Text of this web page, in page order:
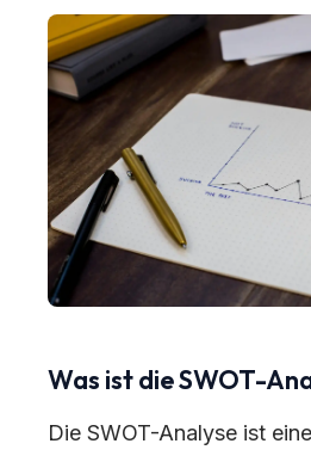
Was ist die SWOT-
Die SWOT-Analyse ist